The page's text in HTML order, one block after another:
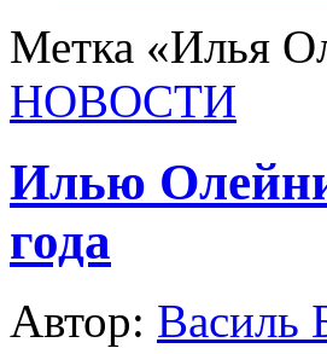
Метка «Илья
НОВОСТИ
Илью
года
Автор: Василь